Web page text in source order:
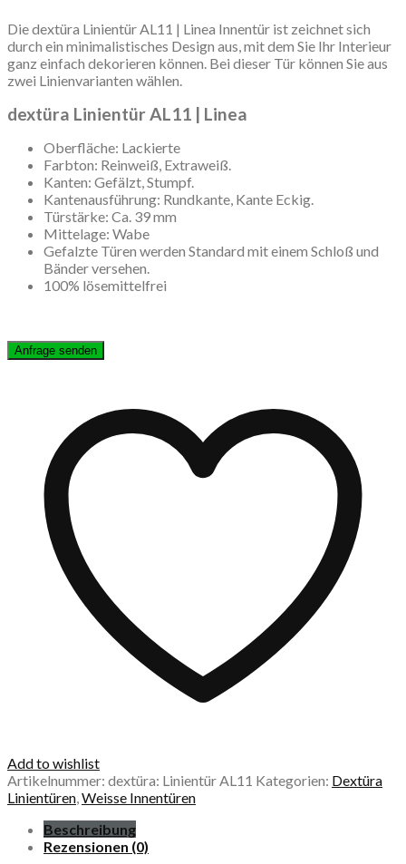
Die dextüra Linientür AL11 | Linea Innentür ist zeichnet sich
durch ein minimalistisches Design aus, mit dem Sie Ihr Interieur
ganz einfach dekorieren können. Bei dieser Tür können Sie aus
zwei Linienvarianten wählen.
dextüra Linientür AL11 | Linea
Oberfläche: Lackierte
Farbton: Reinweiß, Extraweiß.
Kanten: Gefälzt, Stumpf.
Kantenausführung: Rundkante, Kante Eckig.
Türstärke: Ca. 39 mm
Mittelage: Wabe
Gefalzte Türen werden Standard mit einem Schloß und
Bänder versehen.
100% lösemittelfrei
Add to wishlist
Artikelnummer: dextüra: Linientür AL11 Kategorien: Dextüra
Linientüren,Weisse Innentüren
Beschreibung
Rezensionen (0)